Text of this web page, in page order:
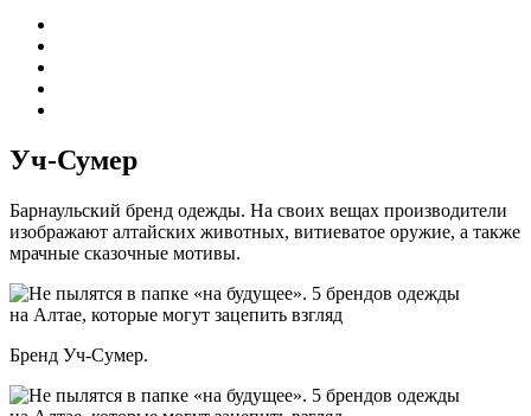
Уч-Сумер
Барнаульский бренд одежды. На своих вещах производители
изображают алтайских животных, витиеватое оружие, а также
мрачные сказочные мотивы.
Бренд Уч-Сумер.